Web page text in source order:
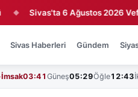
Sivas'ta 6 Ağustos 2026 Vefat
Sivas Haberleri Gündem
İmsak03:41 Güneş05:29Öğle12:43